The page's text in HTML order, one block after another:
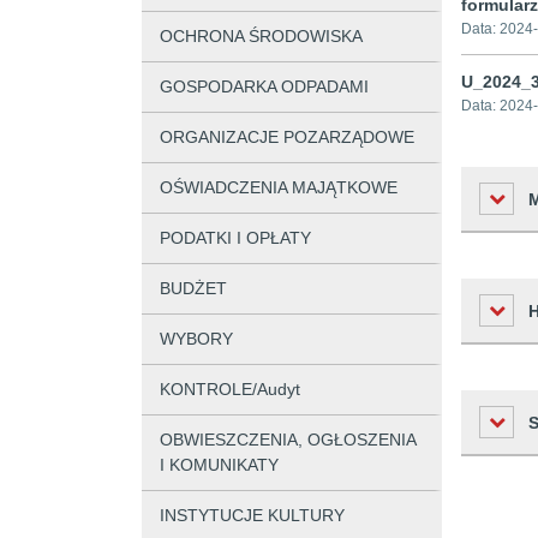
OCHRONA ŚRODOWISKA
GOSPODARKA ODPADAMI
ORGANIZACJE POZARZĄDOWE
OŚWIADCZENIA MAJĄTKOWE
PODATKI I OPŁATY
BUDŻET
WYBORY
KONTROLE/Audyt
OBWIESZCZENIA, OGŁOSZENIA
I KOMUNIKATY
INSTYTUCJE KULTURY
Data:
Data:
Liczba
Osoba
Historia
Czas
2025-